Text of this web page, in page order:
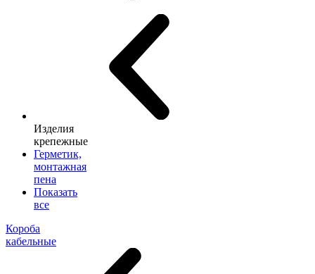
Изделия
крепежные
Герметик,
монтажная
пена
Показать
все
Короба
кабельные